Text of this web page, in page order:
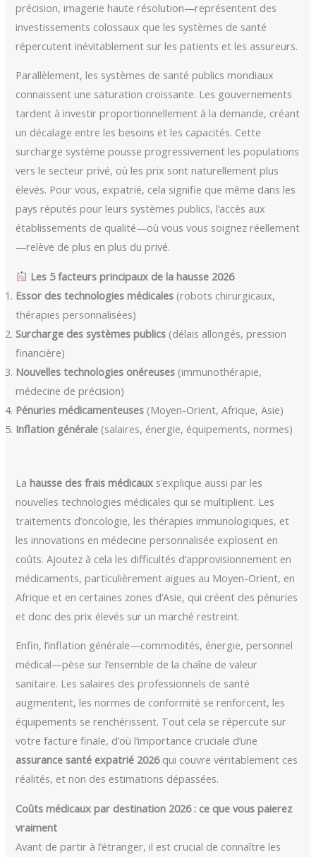
précision, imagerie haute résolution—représentent des
investissements colossaux que les systèmes de santé
répercutent inévitablement sur les patients et les assureurs.
Parallèlement, les systèmes de santé publics mondiaux
connaissent une saturation croissante. Les gouvernements
tardent à investir proportionnellement à la demande, créant
un décalage entre les besoins et les capacités. Cette
surcharge système pousse progressivement les populations
vers le secteur privé, où les prix sont naturellement plus
élevés. Pour vous, expatrié, cela signifie que même dans les
pays réputés pour leurs systèmes publics, l’accès aux
établissements de qualité—où vous vous soignez réellement
—relève de plus en plus du privé.
Les 5 facteurs principaux de la hausse 2026
Essor des technologies médicales (robots chirurgicaux,
thérapies personnalisées)
Surcharge des systèmes publics (délais allongés, pression
financière)
Nouvelles technologies onéreuses (immunothérapie,
médecine de précision)
Pénuries médicamenteuses (Moyen-Orient, Afrique, Asie)
Inflation générale (salaires, énergie, équipements, normes)
Lahausse des frais médicaux s’explique aussi par les
nouvelles technologies médicales qui se multiplient. Les
traitements d’oncologie, les thérapies immunologiques, et
les innovations en médecine personnalisée explosent en
coûts. Ajoutez à cela les difficultés d’approvisionnement en
médicaments, particulièrement aigues au Moyen-Orient, en
Afrique et en certaines zones d’Asie, qui créent des pénuries
et donc des prix élevés sur un marché restreint.
Enfin, l’inflation générale—commodités, énergie, personnel
médical—pèse sur l’ensemble de la chaîne de valeur
sanitaire. Les salaires des professionnels de santé
augmentent, les normes de conformité se renforcent, les
équipements se renchérissent. Tout cela se répercute sur
votre facture finale, d’où l’importance cruciale d’une
assurance santé expatrié 2026qui couvre véritablement ces
réalités, et non des estimations dépassées.
Coûts médicaux par destination 2026 : ce que vous paierez
vraiment
Avant de partir à l’étranger, il est crucial de connaître les